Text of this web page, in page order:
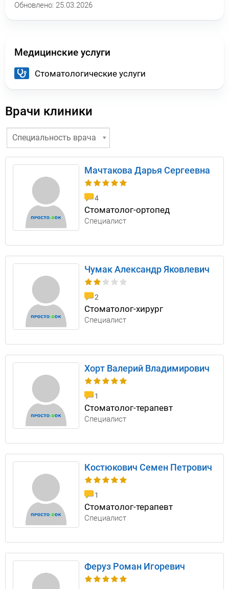
Обновлено: 25.03.2026
Медицинские услуги
Стоматологические услуги
Врачи клиники
Специальность врача
Мачтакова Дарья Сергеевна
4
Стоматолог-ортопед
Специалист
Чумак Александр Яковлевич
2
Стоматолог-хирург
Специалист
Хорт Валерий Владимирович
1
Стоматолог-терапевт
Специалист
Костюкович Семен Петрович
1
Стоматолог-терапевт
Специалист
Феруз Роман Игоревич